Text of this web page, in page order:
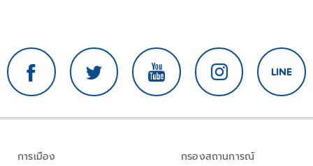
การเมือง
กรองสถานการณ์